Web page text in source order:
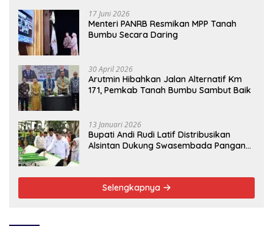
17 Juni 2026
Menteri PANRB Resmikan MPP Tanah
Bumbu Secara Daring
30 April 2026
Arutmin Hibahkan Jalan Alternatif Km
171, Pemkab Tanah Bumbu Sambut Baik
13 Januari 2026
Bupati Andi Rudi Latif Distribusikan
Alsintan Dukung Swasembada Pangan
Selengkapnya